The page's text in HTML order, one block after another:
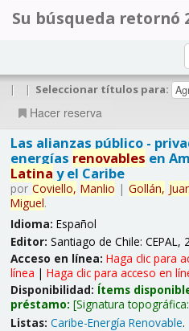
Su búsqueda retornó
| | Seleccionar títulos para:
Hacer reserva
Las alianzas público -
energías renovables en
Latina y el Caribe
por Coviello, Manlio | Gollán,
Miguel.
Idioma: Español
Editor: Santiago de Chile: CEPAL,
Acceso en línea: Haga clic para
línea | Haga clic para acceso en
Disponibilidad: Ítems
préstamo: Signatura topográfica:
Listas: Caribe-Energía Renovable.